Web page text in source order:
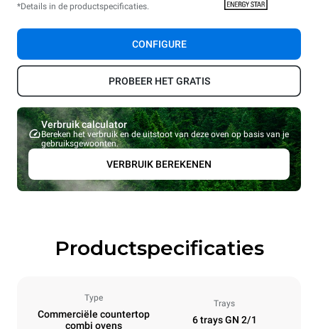
*Details in de productspecificaties.
CONFIGURE
PROBEER HET GRATIS
Verbruik calculator
Bereken het verbruik en de uitstoot van deze oven op basis van je
gebruiksgewoonten.
VERBRUIK BEREKENEN
Productspecificaties
Type
Commerciële countertop
combi ovens
Trays
6 trays GN 2/1